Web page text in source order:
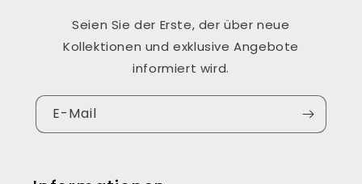
Seien Sie der Erste, der über neue
Kollektionen und exklusive Angebote
informiert wird.
E-Mail